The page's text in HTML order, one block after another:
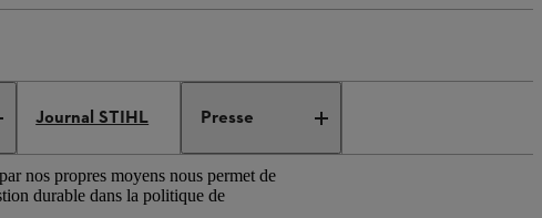
Journal STIHL Presse
nos propres moyens nous permet de
durable dans la politique de